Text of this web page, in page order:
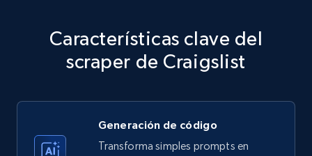
more.
Amazon products - find products by using
Características clave del
scraper de Craigslist
Generación de código
Transforma simples prompts en